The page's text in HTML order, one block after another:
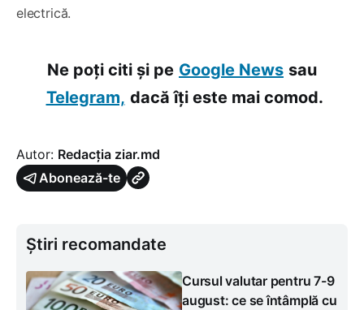
electrică.
Ne poți citi și pe Google News sau
Telegram, dacă îți este mai comod.
Autor: Redacția ziar.md
Abonează-te
Știri recomandate
Cursul valutar pentru 7-9
august: ce se întâmplă cu